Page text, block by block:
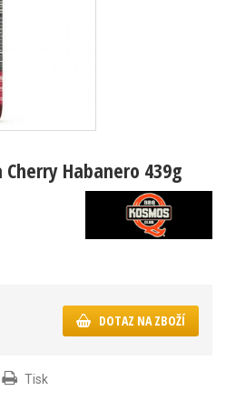
Habanero 439g
DOTAZ NA ZBOŽÍ
Tisk